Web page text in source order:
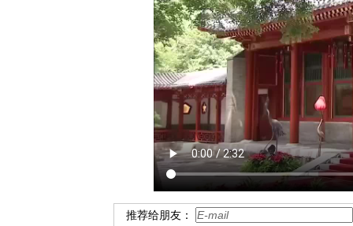
推荐给朋友：